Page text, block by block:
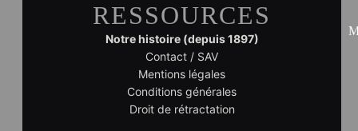
RESSOURCES
Notre histoire (depuis 1897)
Contact / SAV
Mentions légales
Conditions générales
Droit de rétractation